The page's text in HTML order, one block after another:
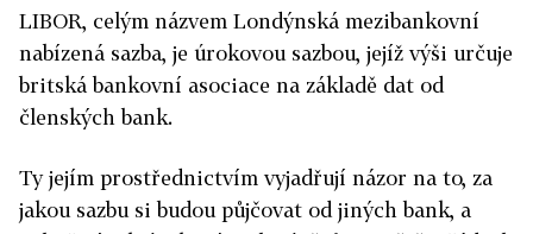
LIBOR, celým názvem Londýnská mezibankovní
nabízená sazba, je úrokovou sazbou, jejíž výši určuje
britská bankovní asociace na základě dat od
členských bank.
Ty jejím prostřednictvím vyjadřují názor na to, za
jakou sazbu si budou půjčovat od jiných bank, a